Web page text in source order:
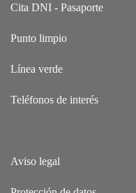
Cita DNI - Pasaporte
Punto limpio
Línea verde
Teléfonos de interés
Aviso legal